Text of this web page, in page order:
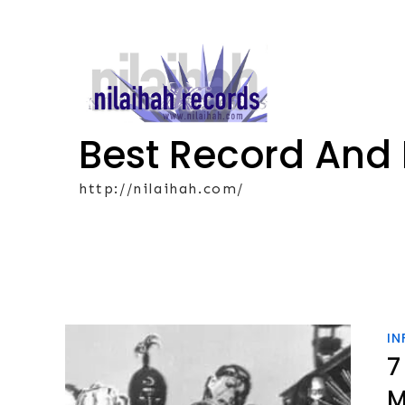
Best Record And
http://nilaihah.com/